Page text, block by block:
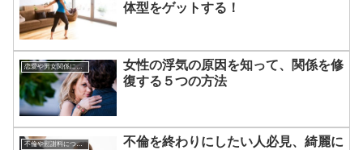
体型をゲットする！
恋愛や男女関係についてのあれこれ
女性の浮気の原因を知って、関係を修
復する５つの方法
不倫や慰謝料について
不倫を終わりにしたい人必見、綺麗に